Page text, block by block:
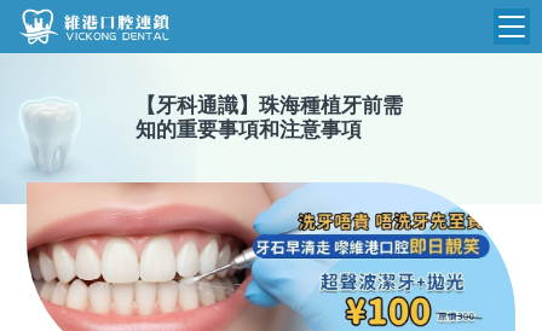
維港首頁
品牌介紹
環境設備
醫院新聞
收費標準
N
收費總表
植牙收費
醫生團隊
【 牙科通識】 珠海種植牙前需
知的重要事項和注意事項